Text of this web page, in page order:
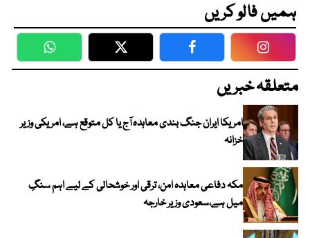
ہمیں فالو کریں
WhatsApp Twitter Facebook
متعلقہ خبریں
امریکا ایران جنگ بندی معاہدہ آج یا کل متوقع ہے، امریکی وزیر
خزانہ
مکہ دفاعی معاہدہ امن، ترقی اور خوشحالی کے لیے اہم سنگِ
میل ہے،سعودی وزیر خارجہ